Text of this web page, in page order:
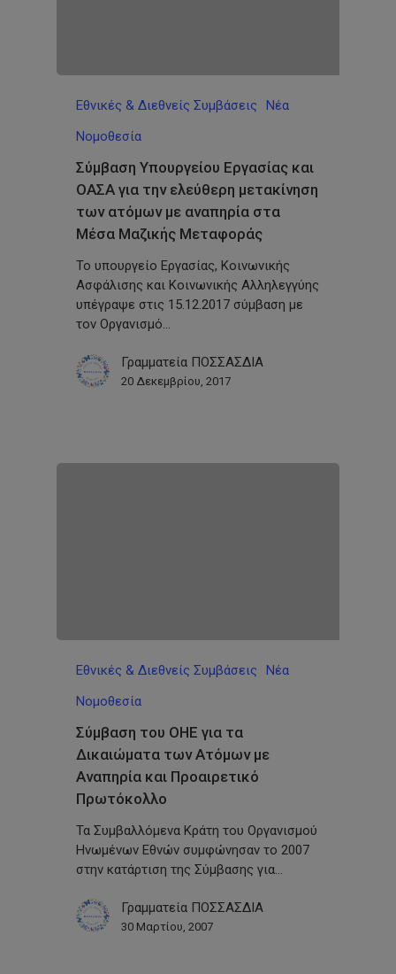
Εθνικές & Διεθνείς Συμβάσεις
Νέα
Νομοθεσία
Σύμβαση Yπουργείου Εργασίας και
ΟΑΣΑ για την ελεύθερη μετακίνηση
των ατόμων με αναπηρία στα
Μέσα Μαζικής Μεταφοράς
Το υπουργείο Εργασίας, Κοινωνικής
Ασφάλισης και Κοινωνικής Αλληλεγγύης
υπέγραψε στις 15.12.2017 σύμβαση με
τον Οργανισμό…
Γραμματεία ΠΟΣΣΑΣΔΙΑ
20 Δεκεμβρίου, 2017
Εθνικές & Διεθνείς Συμβάσεις
Νέα
Νομοθεσία
Σύμβαση του ΟΗΕ για τα
Δικαιώματα των Ατόμων με
Αναπηρία και Προαιρετικό
Πρωτόκολλο
Τα Συμβαλλόμενα Κράτη του Οργανισμού
Ηνωμένων Εθνών συμφώνησαν το 2007
στην κατάρτιση της Σύμβασης για…
Γραμματεία ΠΟΣΣΑΣΔΙΑ
30 Μαρτίου, 2007